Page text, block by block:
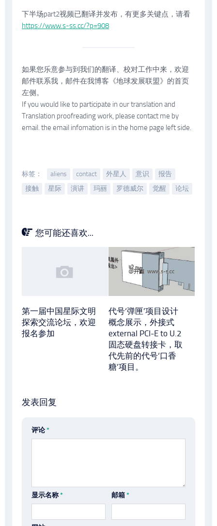
下半场part2视频已翻译并发布，有更多关键点，请看
https://www.s-ss.cc/?p=908
如果您乐意参与到我们的翻译、校对工作中来，欢迎
邮件联系我，邮件在我博客《地球发展联盟》的首页
左侧。
If you would like to participate in our translation and
Translation proofreading work, please contact me by
email. the email infomation is in the home page left side.
标签： aliens contact 外星人 意识
报告
接触
星际 演讲 玛丽 罗德威尔 觉醒 论坛
您可能还喜欢...
第一届中国星际文明
探索交流论坛，欢迎
报名参加
代号‘弹匣’项目设计
概念展示，外接式
external PCI-E to U.2
固态硬盘转接卡，取
代先前的代号‘口香
糖’项目。
发表回复
评论*
显示名称* 邮箱*